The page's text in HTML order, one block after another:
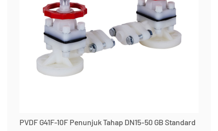
PVDF G41F-10F Penunjuk Tahap DN15-50 GB Standard